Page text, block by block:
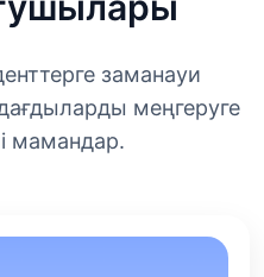
заманауи
меңгеруге
мамандар.